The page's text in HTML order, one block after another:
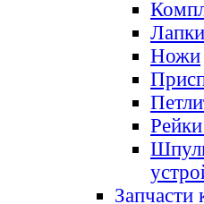
Ножи